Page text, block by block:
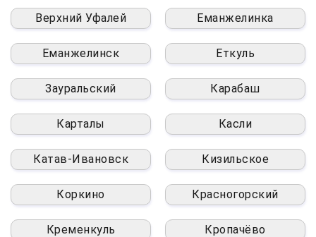
Верхний Уфалей Еманжелинка
Еманжелинск Еткуль
Зауральский Карабаш
Карталы Касли
Катав-Ивановск Кизильское
Коркино Красногорский
Кременкуль Кропачёво